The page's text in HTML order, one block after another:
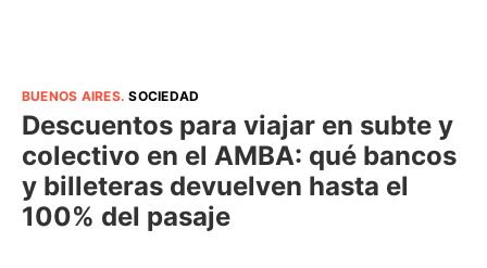
BUENOS AIRES.SOCIEDAD
Descuentos para viajar en subte y
colectivo en el AMBA: qué bancos
y billeteras devuelven hasta el
100% del pasaje